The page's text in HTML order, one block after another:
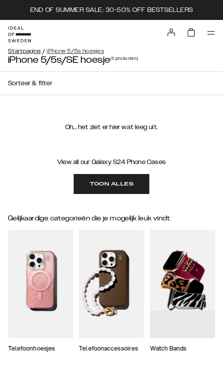
END OF SUMMER SALE: 30-50% OFF BESTSELLERS
Startpagina / iPhone 5/5s hoesjes
iPhone 5/5s/SE hoesje(0 producten)
Sorteer & filter
Oh... het ziet er hier wat leeg uit.
View all our Galaxy S24 Phone Cases
TOON ALLES
Gelijkaardige categorieën die je mogelijk leuk vindt
Telefoonhoesjes Telefoonaccessoires Watch Bands